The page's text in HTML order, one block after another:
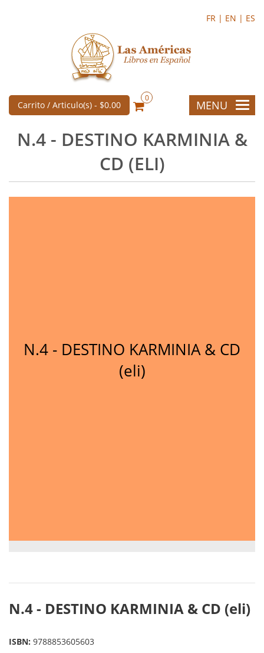
FR | EN | ES
Carrito / Articulo(s) - $0.00
0
MENU
N.4 - DESTINO KARMINIA &
CD (ELI)
N.4 - DESTINO KARMINIA & CD
(eli)
N.4 - DESTINO KARMINIA & CD (eli)
ISBN: 9788853605603